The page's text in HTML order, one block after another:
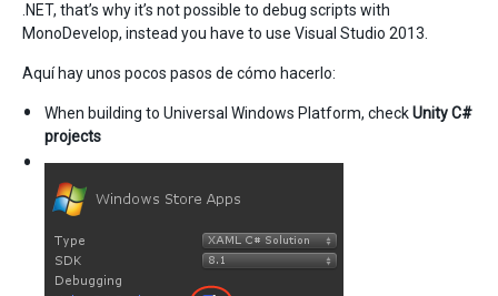
.NET, that’s why it’s not possible to debug scripts with
MonoDevelop, instead you have to use Visual Studio 2013.
Aquí hay unos pocos pasos de cómo hacerlo:
When building to Universal Windows Platform, checkUnity C#
projects